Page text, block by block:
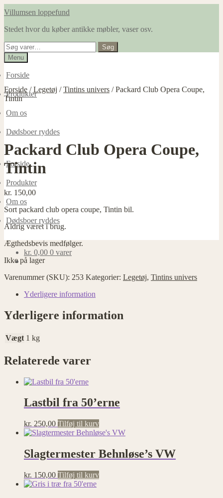
Spring
navigation
Spring
indhold
Villumsen loppefund
Stedet hvor du køber antikke møbler, vaser osv.
Søg
efter:
Søg
Menu
Forside
Produkter
Om os
Dødsboer ryddes
Forside
Produkter
Om os
Dødsboer ryddes
kr. 0,00 0 varer
Forside /Legetøj /Tintins univers /Packard Club Opera Coupe,
Tintin
Packard Club Opera Coupe,
Tintin
kr. 150,00
Sort packard club opera coupe, Tintin bil.
Aldrig været i brug.
Ægthedsbevis medfølger.
Ikke på lager
Varenummer (SKU): 253 Kategorier: Legetøj, Tintins univers
Yderligere information
Yderligere information
Vægt 1 kg
Relaterede varer
Lastbil fra 50’erne
kr. 250,00 Tilføj til kurv
Slagtermester Behnløse’s VW
kr. 150,00 Tilføj til kurv